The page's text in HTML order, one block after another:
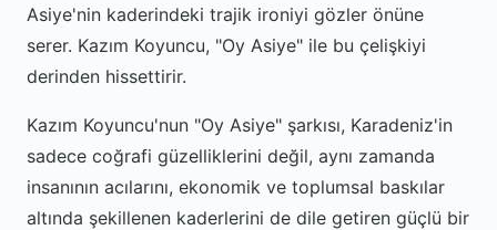
Asiye'nin kaderindeki trajik ironiyi gözler önüne
serer. Kazım Koyuncu, "Oy Asiye" ile bu çelişkiyi
derinden hissettirir.
Kazım Koyuncu'nun "Oy Asiye" şarkısı, Karadeniz'in
sadece coğrafi güzelliklerini değil, aynı zamanda
insanının acılarını, ekonomik ve toplumsal baskılar
altında şekillenen kaderlerini de dile getiren güçlü bir